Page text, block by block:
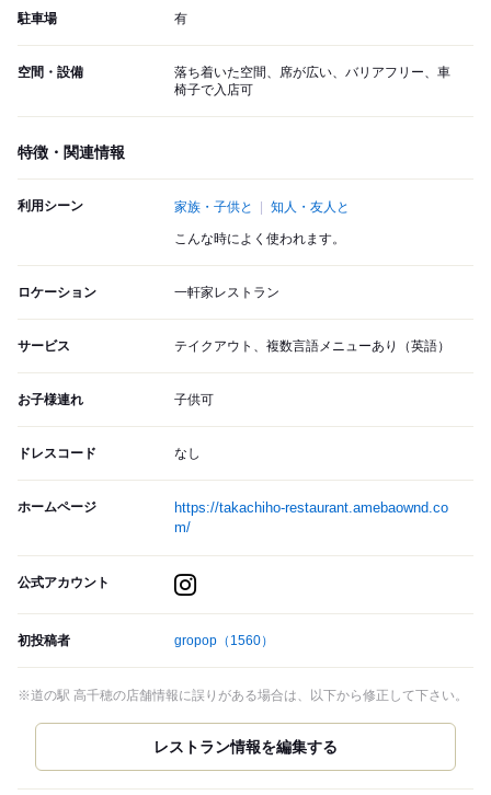
駐車場 有
空間・設備
落ち着いた空間、席が広い、バリアフリー、車
椅子で入店可
特徴・関連情報
利用シーン 家族・子供と 知人・友人と
こんな時によく使われます。
ロケーション 一軒家レストラン
サービス テイクアウト、複数言語メニューあり（英語）
お子様連れ 子供可
ドレスコード なし
ホームページ
https://takachiho-restaurant.amebaownd.co
m/
公式アカウント
初投稿者 gropop （1560）
※道の駅 高千穂の店舗情報に誤りがある場合は、以下から修正して下さい。